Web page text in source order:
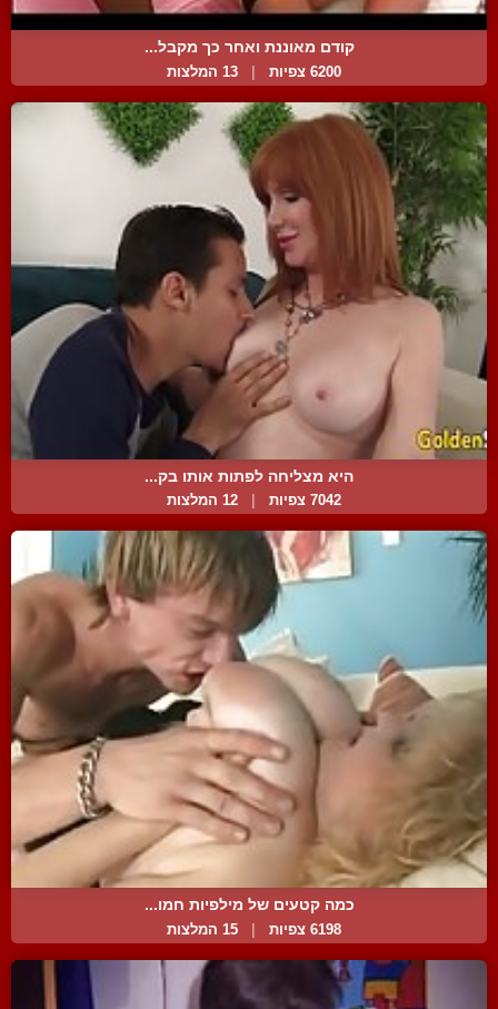
קודם מאוננת ואחר כך מקבל...
6200 צפיות | 13 המלצות
היא מצליחה לפתות אותו בק...
7042 צפיות 12 המלצות
כמה קטעים של מילפיות חמו...
6198 צפיות 15 המלצות